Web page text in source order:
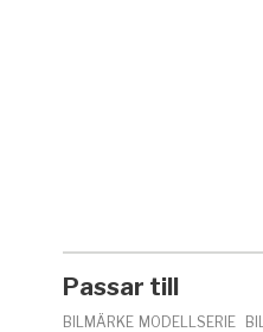
Passar till
BILMÄRKE MODELLSERIE